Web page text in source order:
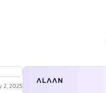
2, 2025